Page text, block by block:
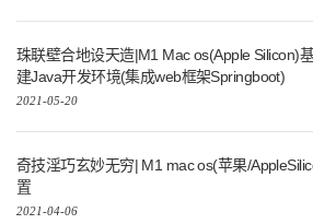
珠联壁合地设天造|M1 Mac os(Apple Silicon)
建Java开发环境(集成web框架Springboot)
2021-05-20
奇技淫巧玄妙无穷| M1 mac os(苹果/
置
2021-04-06